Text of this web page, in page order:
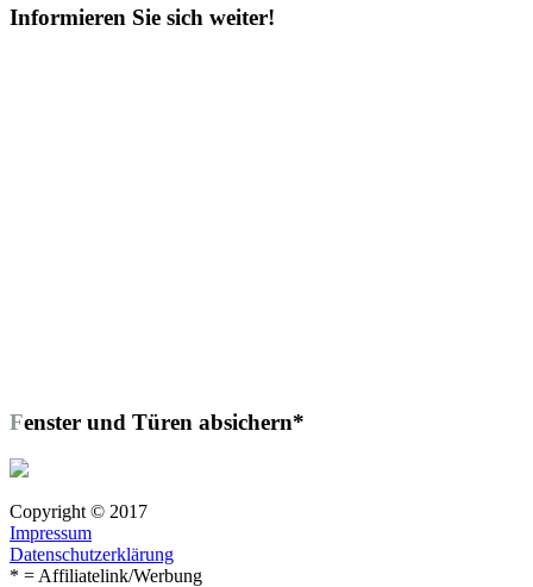
Informieren Sie sich weiter!
Fenster und Türen absichern*
Copyright © 2017
Impressum
Datenschutzerklärung
* = Affiliatelink/Werbung